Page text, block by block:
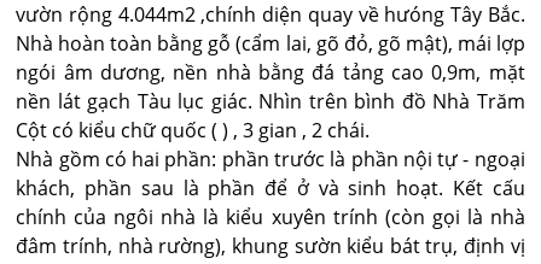
vườn rộng 4.044m2 ,chính diện quay về hưóng Tây Bắc.
Nhà hoàn toàn bằng gỗ (cẩm lai, gõ đỏ, gõ mật), mái lợp
ngói âm dương, nền nhà bằng đá tảng cao 0,9m, mặt
nền lát gạch Tàu lục giác. Nhìn trên bình đồ Nhà Trăm
Cột có kiểu chữ quốc ( ) , 3 gian , 2 chái.
Nhà gồm có hai phần: phần trước là phần nội tự - ngoại
khách, phần sau là phần để ở và sinh hoạt. Kết cấu
chính của ngôi nhà là kiểu xuyên trính (còn gọi là nhà
đâm trính, nhà rường), khung sườn kiểu bát trụ, định vị